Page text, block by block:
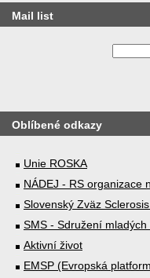
Mail list
Oblíbené odkazy
Unie ROSKA
NÁDEJ - RS organizace
Slovenský Zväz
SMS - Sdružení mladých
Aktivní život
EMSP (Evropská